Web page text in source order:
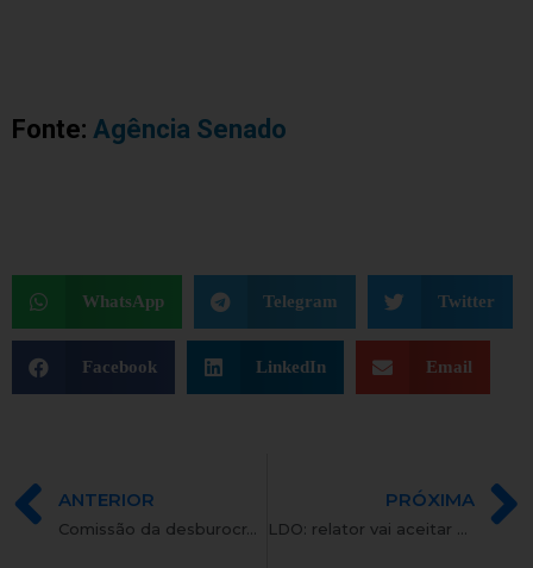
Fonte: Agência Senado
WhatsApp Telegram Twitter
Facebook LinkedIn Email
ANTERIOR
Comissão da desburocratização será instalada na próxima semana
PRÓXIMA
LDO: relator vai aceitar emenda que permite reajuste maior para servidores